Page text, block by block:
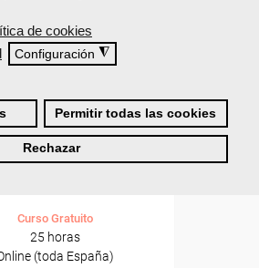
de cookies
Configuración ◮
Permitir todas las cookies
Rechazar
Cursos Femxa
y gestión del equipo
comercial
Curso Gratuito
25 horas
(toda España)